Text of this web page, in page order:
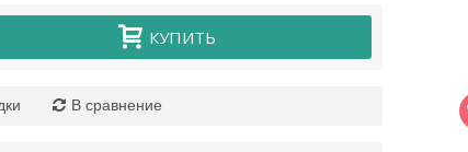
₽ 56 ₽
КУПИТЬ
В сравнение